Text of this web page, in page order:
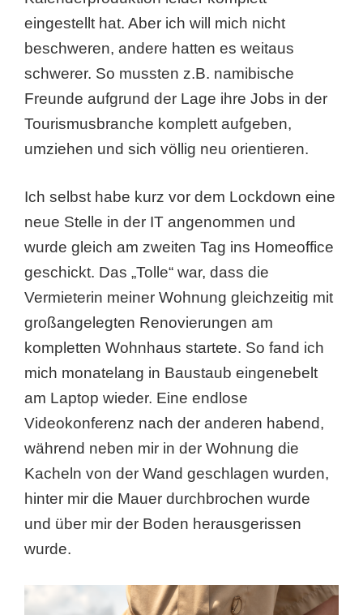
eingestellt hat. Aber ich will mich nicht
beschweren, andere hatten es weitaus
schwerer. So mussten z.B. namibische
Freunde aufgrund der Lage ihre Jobs in der
Tourismusbranche komplett aufgeben,
umziehen und sich völlig neu orientieren.
Ich selbst habe kurz vor dem Lockdown eine
neue Stelle in der IT angenommen und
wurde gleich am zweiten Tag ins Homeoffice
geschickt. Das „Tolle“ war, dass die
Vermieterin meiner Wohnung gleichzeitig mit
großangelegten Renovierungen am
kompletten Wohnhaus startete. So fand ich
mich monatelang in Baustaub eingenebelt
am Laptop wieder. Eine endlose
Videokonferenz nach der anderen habend,
während neben mir in der Wohnung die
Kacheln von der Wand geschlagen wurden,
hinter mir die Mauer durchbrochen wurde
und über mir der Boden herausgerissen
wurde.